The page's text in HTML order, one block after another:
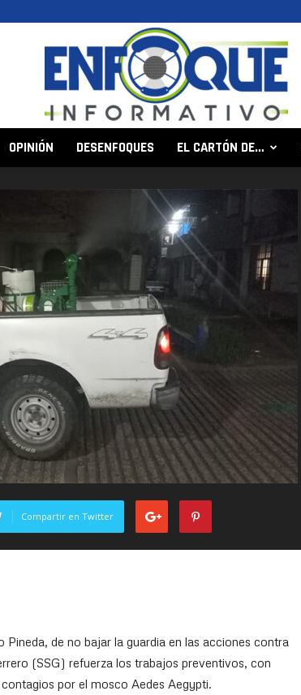
Informativo
OPINIÓN DESENFOQUES EL CARTÓN DE…
Compartir en Twitter
de no bajar la guardia en las acciones contra
(SSG) refuerza los trabajos preventivos, con
por el mosco Aedes Aegypti.